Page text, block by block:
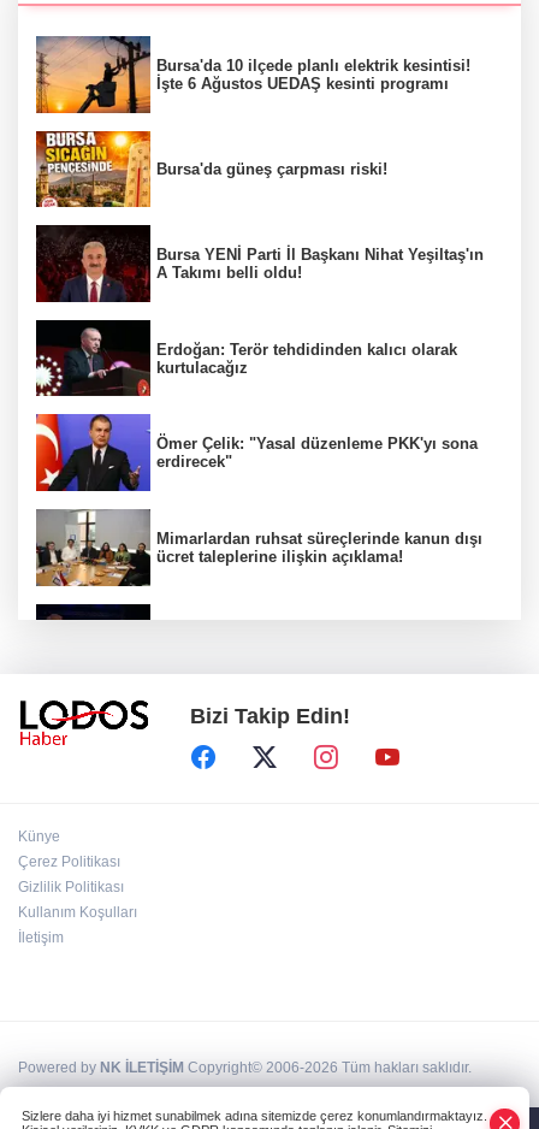
Bursa'da 10 ilçede planlı elektrik kesintisi!
İşte 6 Ağustos UEDAŞ kesinti programı
Bursa'da güneş çarpması riski!
Bursa YENİ Parti İl Başkanı Nihat Yeşiltaş'ın
A Takımı belli oldu!
Erdoğan: Terör tehdidinden kalıcı olarak
kurtulacağız
Ömer Çelik: "Yasal düzenleme PKK'yı sona
erdirecek"
Mimarlardan ruhsat süreçlerinde kanun dışı
ücret taleplerine ilişkin açıklama!
Başkan Erkan Aydın: "Hiçbir mahalleye ayrım
yapmıyoruz"
Bizi Takip Edin!
Künye
Çerez Politikası
Gizlilik Politikası
Kullanım Koşulları
İletişim
Powered by NK İLETİŞİM Copyright© 2006-2026 Tüm hakları saklıdır.
Sizlere daha iyi hizmet sunabilmek adına sitemizde çerez konumlandırmaktayız.